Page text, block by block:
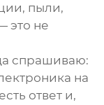
пыли,
это не
спрашиваю:
на
ответ и,